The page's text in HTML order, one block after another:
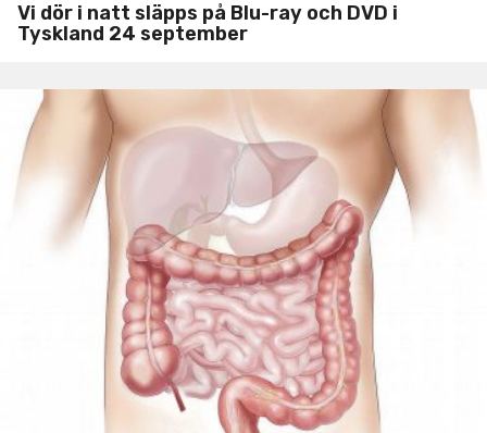
Vi dör i natt släpps på Blu-ray och DVD i
Tyskland 24 september